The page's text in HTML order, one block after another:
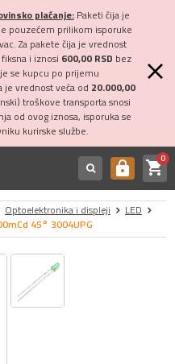
plaćanje:Paketi čija je
pouzećem prilikom isporuke
Za pakete čija je vrednost
i iznosi 600,00 RSD bez
se kupcu po prijemu
je vrednost veća od 20.000,00
troškove transporta snosi
od ovog iznosa, isporuka se
kurirske službe.
https shopping_cart0
Optoelektronika i displeji
LED
45° 3004UPG